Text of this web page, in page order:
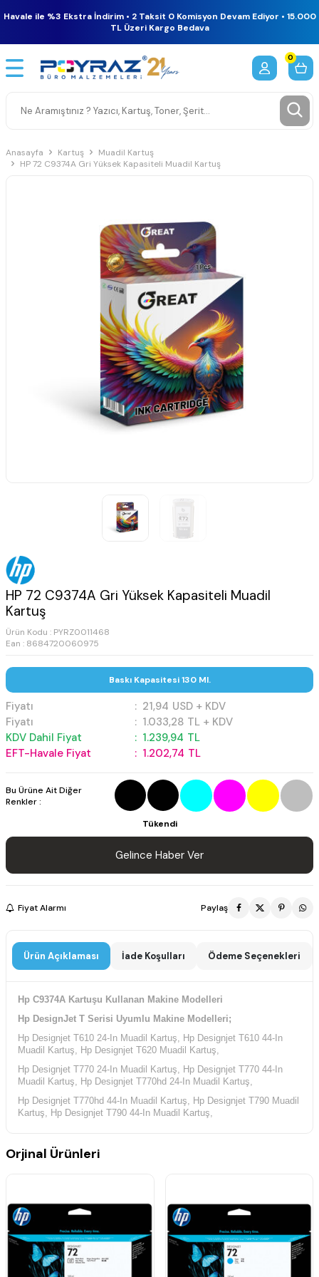
Havale ile %3 Ekstra İndirim • 2 Taksit 0 Komisyon Devam Ediyor • 15.000
TL Üzeri Kargo Bedava
0
Anasayfa Kartuş
Muadil Kartuş
HP 72 C9374A Gri Yüksek Kapasiteli Muadil Kartuş
HP 72 C9374A Gri Yüksek Kapasiteli Muadil
Kartuş
Ürün Kodu : PYRZ0011468
Ean : 8684720060975
Baskı Kapasitesi 130 Ml.
Fiyatı : 21,94 USD + KDV
Fiyatı
: 1.033,28 TL + KDV
KDV Dahil Fiyat
: 1.239,94 TL
EFT-Havale Fiyat
: 1.202,74 TL
Bu Ürüne Ait Diğer
Renkler :
Tükendi
Gelince Haber Ver
Fiyat Alarmı Paylaş
Ürün Açıklaması İade Koşulları Ödeme Seçenekleri
Hp C9374A Kartuşu Kullanan Makine Modelleri
Hp DesignJet T Serisi Uyumlu Makine Modelleri;
Hp Designjet T610 24-In Muadil Kartuş, Hp Designjet T610 44-In
Muadil Kartuş, Hp Designjet T620 Muadil Kartuş,
Hp Designjet T770 24-In Muadil Kartuş, Hp Designjet T770 44-In
Muadil Kartuş, Hp Designjet T770hd 24-In Muadil Kartuş,
Hp Designjet T770hd 44-In Muadil Kartuş, Hp Designjet T790 Muadil
Kartuş, Hp Designjet T790 44-In Muadil Kartuş,
PostScript 44-In Muadil Kartuş, Hp Designjet T795 Muadil Kartuş,
Hp Designjet T1100 24-In Muadil Kartuş, Hp Designjet T1100 44-In
T1100mfp Muadil Kartuş, Hp Designjet T1120 24-In Muadil Kartuş,
Hp Designjet T1120 44-In Muadil Kartuş, Hp Designjet T1120ps 24-In
Muadil Kartuş, Hp Designjet T1120ps 44-In Muadil Kartuş,
Hp Designjet T1120hd Muadil Kartuş, Hp Designjet T1120sd Muadil
Kartuş, Hp Designjet T1200 44-In Muadil Kartuş,
Orjinal Ürünleri